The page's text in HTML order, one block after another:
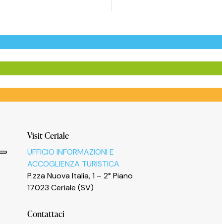
Visit Ceriale
UFFICIO INFORMAZIONI E
ACCOGLIENZA TURISTICA
P.zza Nuova Italia, 1 – 2° Piano
17023 Ceriale (SV)
Contattaci